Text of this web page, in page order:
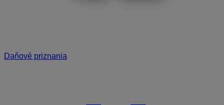
Daňové priznania